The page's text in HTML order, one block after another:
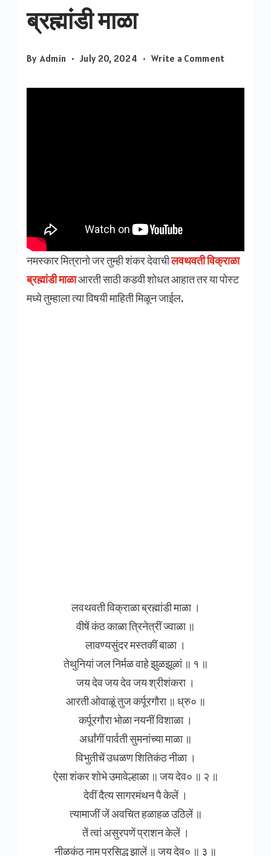
ब्रह्मांडी माळा
By Admin July 20, 2024 Write a Commenton
Vikrala
नमस्कार मित्रानो जर तुम्ही शंकर देवाचीलवथवती विक्राळा
ब्रह्मांडी माळाआरती साठी कडवी शोधत आहात तर या पोस्ट
मध्ये तुम्हाला त्या विषयी माहिती मिळून जाईल.
लवथवती विक्राळा ब्रह्मांडी माळा ।
वीषें कंठ काळा त्रिनेत्रीं ज्वाळा ॥
लावण्यसुंदर मस्तकीं बाळा ।
तेथुनियां जल निर्मळ वाहे झुळझूळां ॥ १ ॥
जय देव जय देव जय श्रीशंकरा ।
आरती ओवाळूं तुज कर्पूरगौरा ॥ ध्रु० ॥
कर्पूरगौरा भोळा नयनीं विशाळा ।
अर्धांगीं पार्वती सुमनांच्या माळा ॥
विभुतीचें उधळण शितिकंठ नीळा ।
ऐसा शंकर शोभे उमावेल्हाळा ॥ जय देव० ॥ २ ॥
देवीं दैत्य सागरमंथन पै केलें ।
त्यामाजीं जें अवचित हळाहळ उठिलें ॥
तें त्वां असुरपणें प्राशन केलें ।
नीळकंठ नाम प्रसिद्ध झालें ॥ जय देव० ॥ ३ ॥